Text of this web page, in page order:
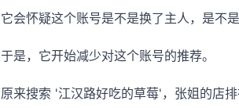
它会怀疑这个账号是不是换了主人，是不
于是，它开始减少对这个账号的推荐。
原来搜索 '江汉路好吃的草莓'，张姐的店排